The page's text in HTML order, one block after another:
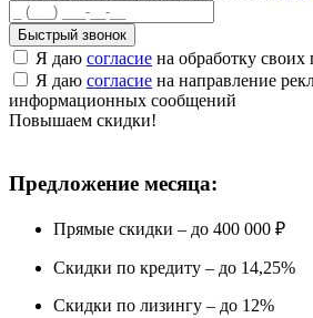
Быстрый звонок
Я даю согласие на обработку
Я даю согласие на направление
информационных сообщений
Повышаем скидки!
Предложение месяца:
Прямые скидки – до 400 000 ₽
Скидки по кредиту – до 14,25%
Скидки по лизингу – до 12%